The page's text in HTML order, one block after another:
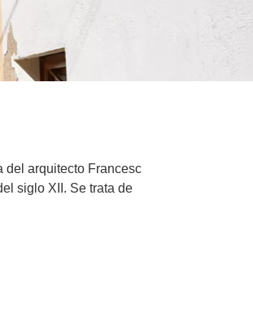
del arquitecto Francesc
siglo XII. Se trata de